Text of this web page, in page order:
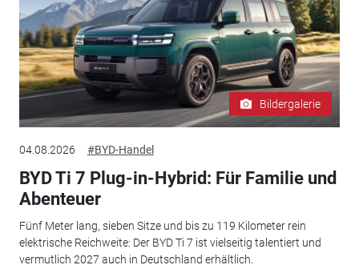
Bildergalerie
04.08.2026 #BYD-Handel
BYD Ti 7 Plug-in-Hybrid: Für Familie und
Abenteuer
Fünf Meter lang, sieben Sitze und bis zu 119 Kilometer rein
elektrische Reichweite: Der BYD Ti 7 ist vielseitig talentiert und
vermutlich 2027 auch in Deutschland erhältlich.